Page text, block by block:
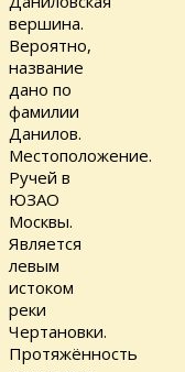
вершина.
Вероятно,
название
дано по
фамилии
Данилов.
Местоположение.
Ручей в
ЮЗАО
Москвы.
Является
левым
истоком
реки
Чертановки.
Протяжённость